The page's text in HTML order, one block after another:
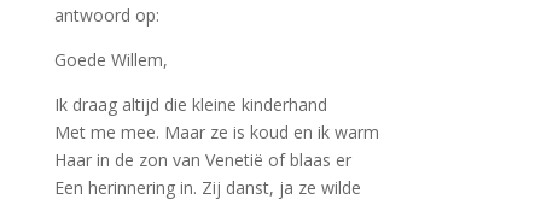
antwoord op:
Goede Willem,
Ik draag altijd die kleine kinderhand
Met me mee. Maar ze is koud en ik warm
Haar in de zon van Venetië of blaas er
Een herinnering in. Zij danst, ja ze wilde